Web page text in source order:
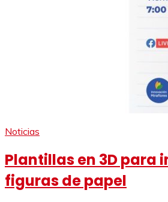
Noticias
Plantillas en 3D para
figuras de papel